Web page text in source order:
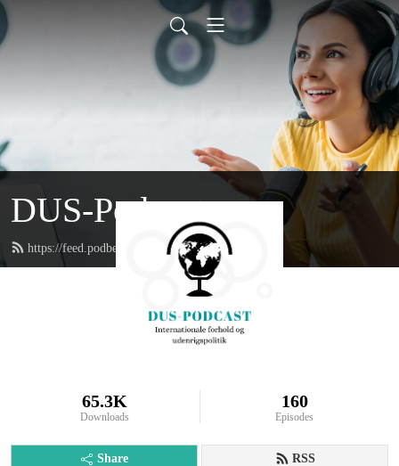
DUS-Podcast
https://feed.podbean.com/duspodcast/feed.xml
65.3K
Downloads
160
Episodes
Share RSS